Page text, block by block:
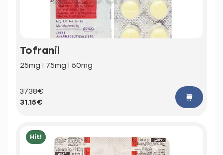
Tofranil
25mg | 75mg | 50mg
37.38€
31.15€
Hit!